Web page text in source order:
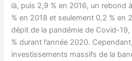
là, puis 2,9 % en 2016, un rebond
% en 2018 et seulement 0,2 % en
dépit de la pandémie de Covid-19,
% durant l’année 2020.
investissements massifs de la